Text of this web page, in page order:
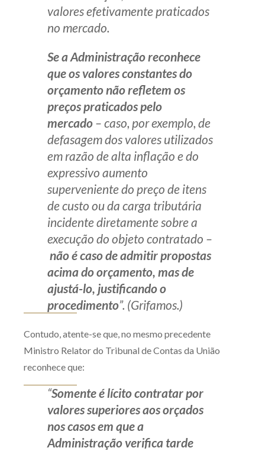
valores efetivamente praticados
no mercado.
Se a Administração reconhece
que os valores constantes do
orçamento não refletem os
preços praticados pelo
mercado – caso, por exemplo, de
defasagem dos valores utilizados
em razão de alta inflação e do
expressivo aumento
superveniente do preço de itens
de custo ou da carga tributária
incidente diretamente sobre a
execução do objeto contratado –
não é caso de admitir propostas
acima do orçamento, mas de
ajustá-lo, justificando o
procedimento”. (Grifamos.)
Contudo, atente-se que, no mesmo precedente
Ministro Relator do Tribunal de Contas da União
reconhece que:
“Somente é lícito contratar por
valores superiores aos orçados
nos casos em que a
Administração verifica tarde